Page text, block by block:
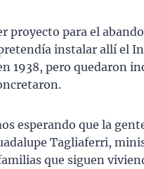
proyecto para el
instalar allí el
1938, pero quedaron
esperando que la
Tagliaferri,
que siguen